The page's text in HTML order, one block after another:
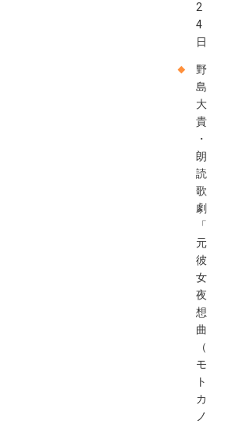
2
4
日
野
島
大
貴
・
朗
読
歌
劇
「
元
彼
女
夜
想
曲
（
モ
ト
カ
ノ